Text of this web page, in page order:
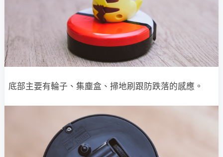
底部主要有輪子、集塵盒、掃地刷跟防跌落的感應。